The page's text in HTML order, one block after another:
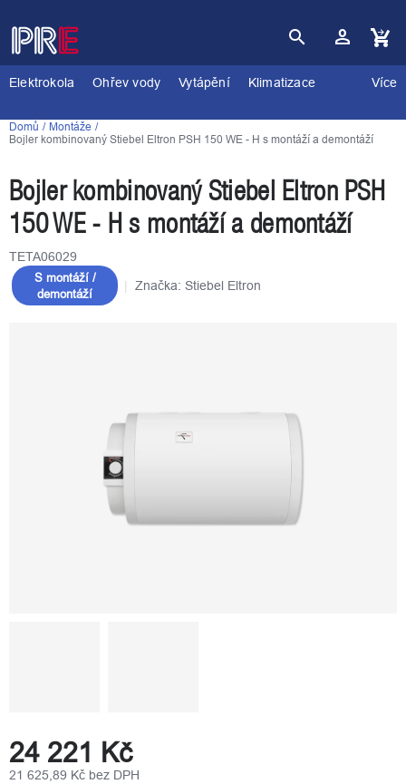
na
obsah
Nákupní
košík
Elektrokola
Ohřev vody Vytápění Klimatizace Více
Domů
Montáže
Bojler kombinovaný Stiebel Eltron PSH 150 WE - H s montáží a demontáží
Bojler kombinovaný Stiebel Eltron PSH
150 WE - H s montáží a demontáží
TETA06029
S montáží /
demontáží
Značka: Stiebel Eltron
24 221 Kč
21 625,89 Kč bez DPH